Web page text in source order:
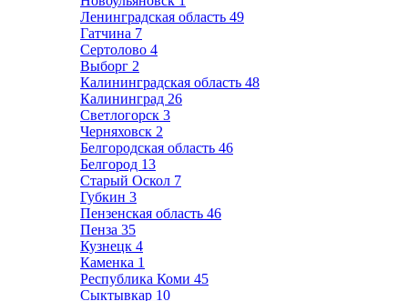
Ленинградская область 49
Гатчина 7
Сертолово 4
Выборг 2
Калининградская область 48
Калининград 26
Светлогорск 3
Черняховск 2
Белгородская область 46
Белгород 13
Старый Оскол 7
Губкин 3
Пензенская область 46
Пенза 35
Кузнецк 4
Каменка 1
Республика Коми 45
Сыктывкар 10